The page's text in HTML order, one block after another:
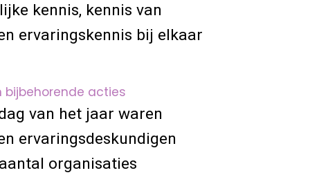
kennis, kennis van
ervaringskennis bij elkaar
bijbehorende acties
van het jaar waren
ervaringsdeskundigen
organisaties